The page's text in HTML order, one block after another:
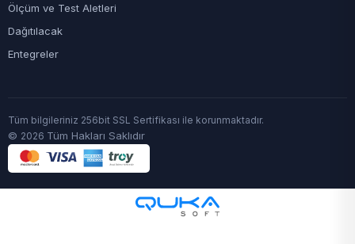
Ölçüm ve Test Aletleri
Dağıtılacak
Entegreler
Tüm bilgileriniz 256bit SSL Sertifikası ile korunmaktadır.
© 2026 Tüm Hakları Saklıdır